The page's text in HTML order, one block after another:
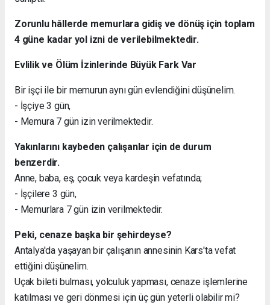
Zorunlu hâllerde memurlara gidiş ve dönüş için toplam
4 güne kadar yol izni de verilebilmektedir.
Evlilik ve Ölüm İzinlerinde Büyük Fark Var
Bir işçi ile bir memurun aynı gün evlendiğini düşünelim.
- İşçiye 3 gün,
- Memura 7 gün izin verilmektedir.
Yakınlarını kaybeden çalışanlar için de durum
benzerdir.
Anne, baba, eş, çocuk veya kardeşin vefatında;
- İşçilere 3 gün,
- Memurlara 7 gün izin verilmektedir.
Peki, cenaze başka bir şehirdeyse?
Antalya'da yaşayan bir çalışanın annesinin Kars'ta vefat
ettiğini düşünelim.
Uçak bileti bulması, yolculuk yapması, cenaze işlemlerine
katılması ve geri dönmesi için üç gün yeterli olabilir mi?